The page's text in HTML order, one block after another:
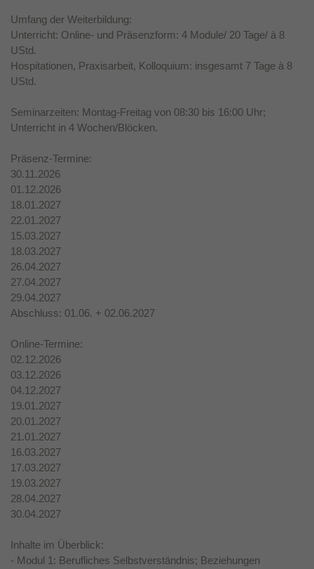
Umfang der Weiterbildung:
Unterricht: Online- und Präsenzform: 4 Module/ 20 Tage/ à 8
UStd.
Hospitationen, Praxisarbeit, Kolloquium: insgesamt 7 Tage à 8
UStd.
Seminarzeiten: Montag-Freitag von 08:30 bis 16:00 Uhr;
Unterricht in 4 Wochen/Blöcken.
Präsenz-Termine:
30.11.2026
01.12.2026
18.01.2027
22.01.2027
15.03.2027
18.03.2027
26.04.2027
27.04.2027
29.04.2027
Abschluss: 01.06. + 02.06.2027
Online-Termine:
02.12.2026
03.12.2026
04.12.2027
19.01.2027
20.01.2027
21.01.2027
16.03.2027
17.03.2027
19.03.2027
28.04.2027
30.04.2027
Inhalte im Überblick:
- Modul 1: Berufliches Selbstverständnis; Beziehungen